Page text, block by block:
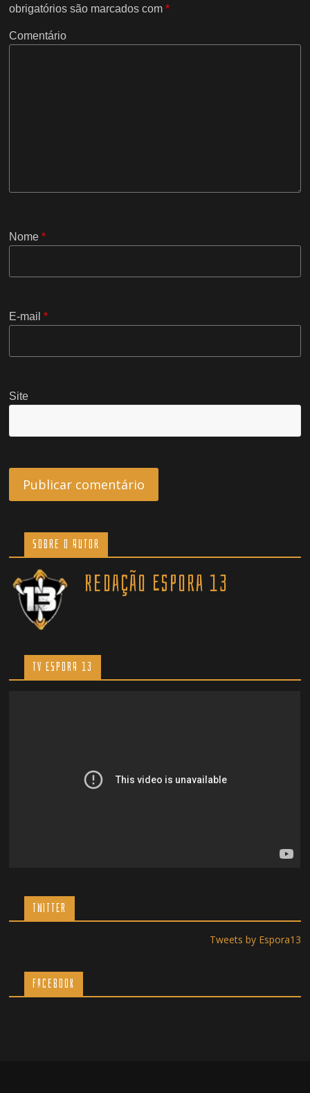
obrigatórios são marcados com*
Comentário
Nome*
E-mail*
Site
Sobre o Autor
Redação Espora 13
TV ESPORA 13
TWITTER
Tweets by Espora13
Facebook